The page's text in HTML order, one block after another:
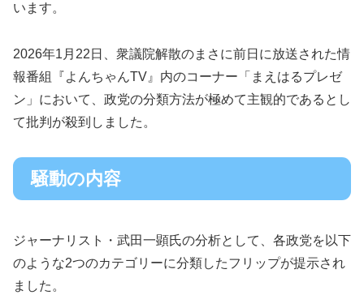
います。
2026年1月22日、衆議院解散のまさに前日に放送された情
報番組『よんちゃんTV』内のコーナー「まえはるプレゼ
ン」において、政党の分類方法が極めて主観的であるとし
て批判が殺到しました。
騒動の内容
ジャーナリスト・武田一顕氏の分析として、各政党を以下
のような2つのカテゴリーに分類したフリップが提示され
ました。